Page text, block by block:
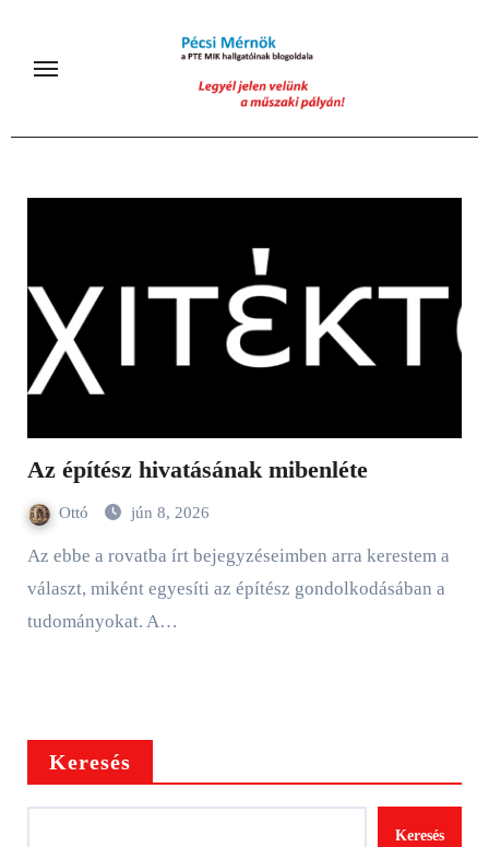
content
Az építész hivatásának mibenléte
Ottó jún 8, 2026
Az ebbe a rovatba írt bejegyzéseimben arra kerestem a
választ, miként egyesíti az építész gondolkodásában a
tudományokat. A…
Keresés
Keresés